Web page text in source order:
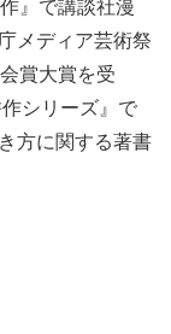
』で講談社漫
メディア芸術祭
賞大賞を受
シリーズ』で
方に関する著書